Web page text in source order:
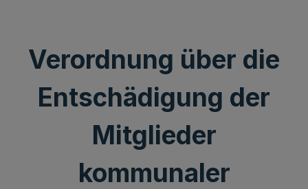
Verordnung über die
Entschädigung der
Mitglieder
kommunaler